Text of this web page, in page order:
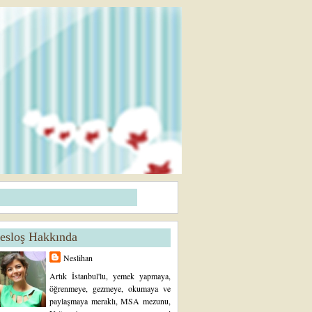
Hakkında
Neslihan
Artık İstanbul'lu, yemek yapmaya,
öğrenmeye, gezmeye, okumaya ve
paylaşmaya meraklı, MSA mezunu,